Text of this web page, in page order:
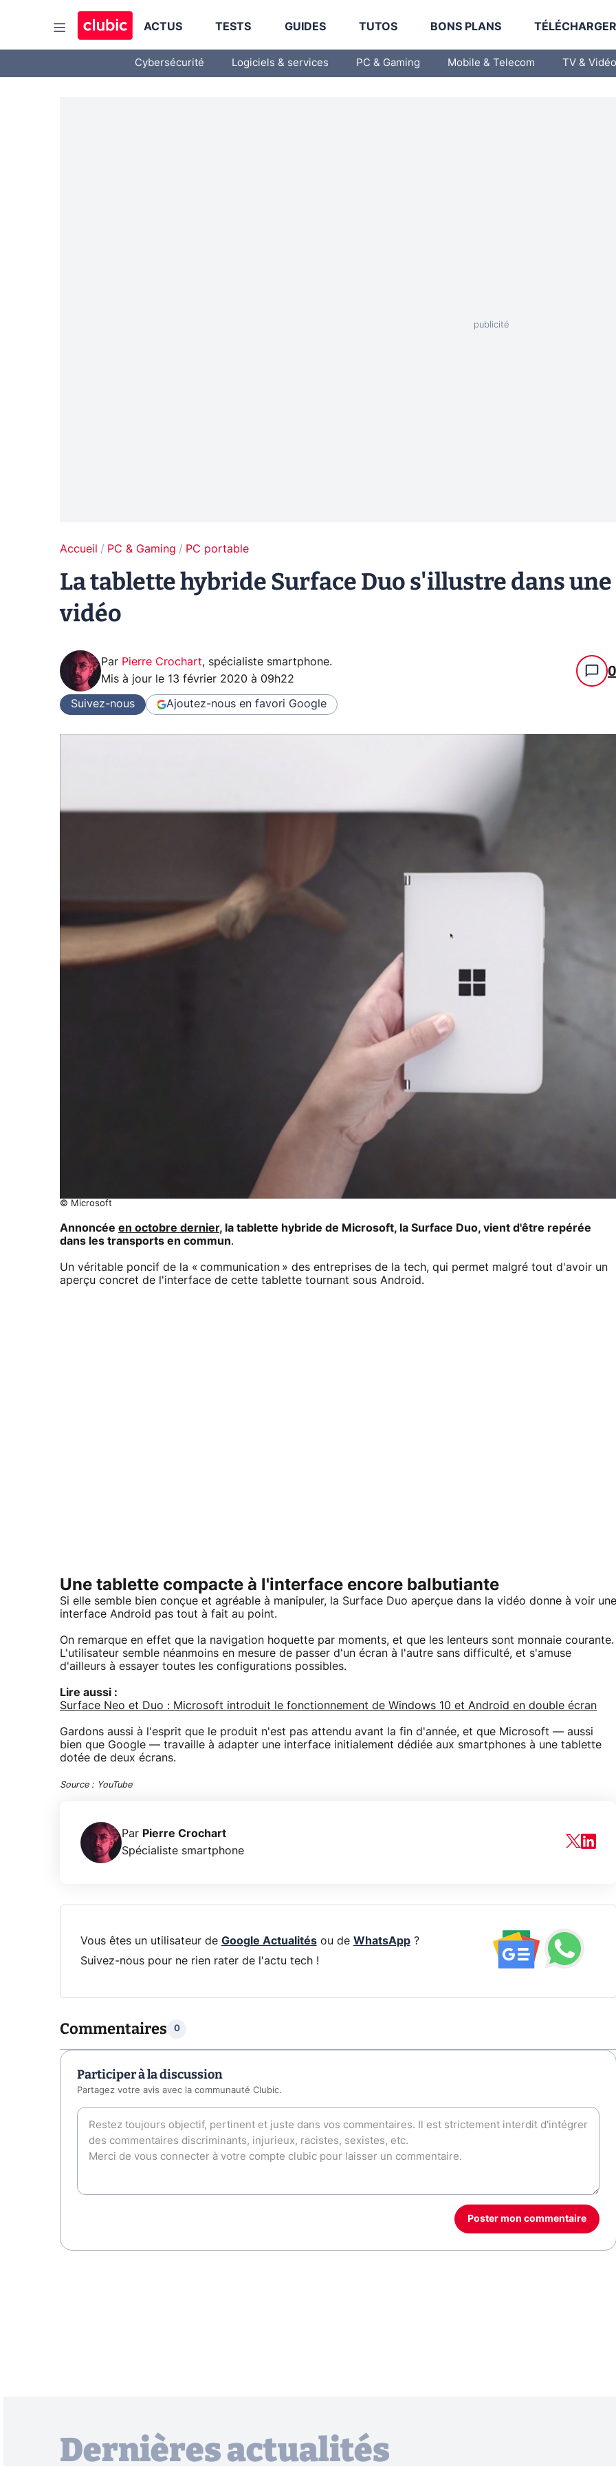
ACTUS TESTS GUIDES TUTOS BONS PLANS
Cybersécurité Logiciels & services PC & Gaming Mobile & Telecom TV & Vidéo
Accueil PC & Gaming PC portable
La tablette hybride Surface Duo s'illustre dans une
vidéo
Par Pierre Crochart, spécialiste smartphone.
Mis à jour le 13 février 2020 à 09h22 0
Suivez-nous Ajoutez-nous en favori Google
© Microsoft
Annoncée en octobre dernier, la tablette hybride de Microsoft, la Surface Duo, vient d'être repérée
dans les transports en commun.
Un véritable poncif de la « communication » des entreprises de la tech, qui permet malgré tout d'avoir un
aperçu concret de l'interface de cette tablette tournant sous Android.
Une tablette compacte à l'interface encore balbutiante
Si elle semble bien conçue et agréable à manipuler, la Surface Duo aperçue dans la vidéo donne à voir une
interface Android pas tout à fait au point.
On remarque en effet que la navigation hoquette par moments, et que les lenteurs sont monnaie courante.
L'utilisateur semble néanmoins en mesure de passer d'un écran à l'autre sans difficulté, et s'amuse
d'ailleurs à essayer toutes les configurations possibles.
Lire aussi :
Surface Neo et Duo : Microsoft introduit le fonctionnement de Windows 10 et Android en double écran
Gardons aussi à l'esprit que le produit n'est pas attendu avant la fin d'année, et que Microsoft — aussi
bien que Google — travaille à adapter une interface initialement dédiée aux smartphones à une tablette
dotée de deux écrans.
Source : YouTube
Par Pierre Crochart
Spécialiste smartphone
Vous êtes un utilisateur de Google Actualitésou de WhatsApp?
Suivez-nous pour ne rien rater de l'actu tech !
Commentaires 0
Participer à la discussion
Partagez votre avis avec la communauté Clubic.
Poster mon commentaire
Dernières actualités